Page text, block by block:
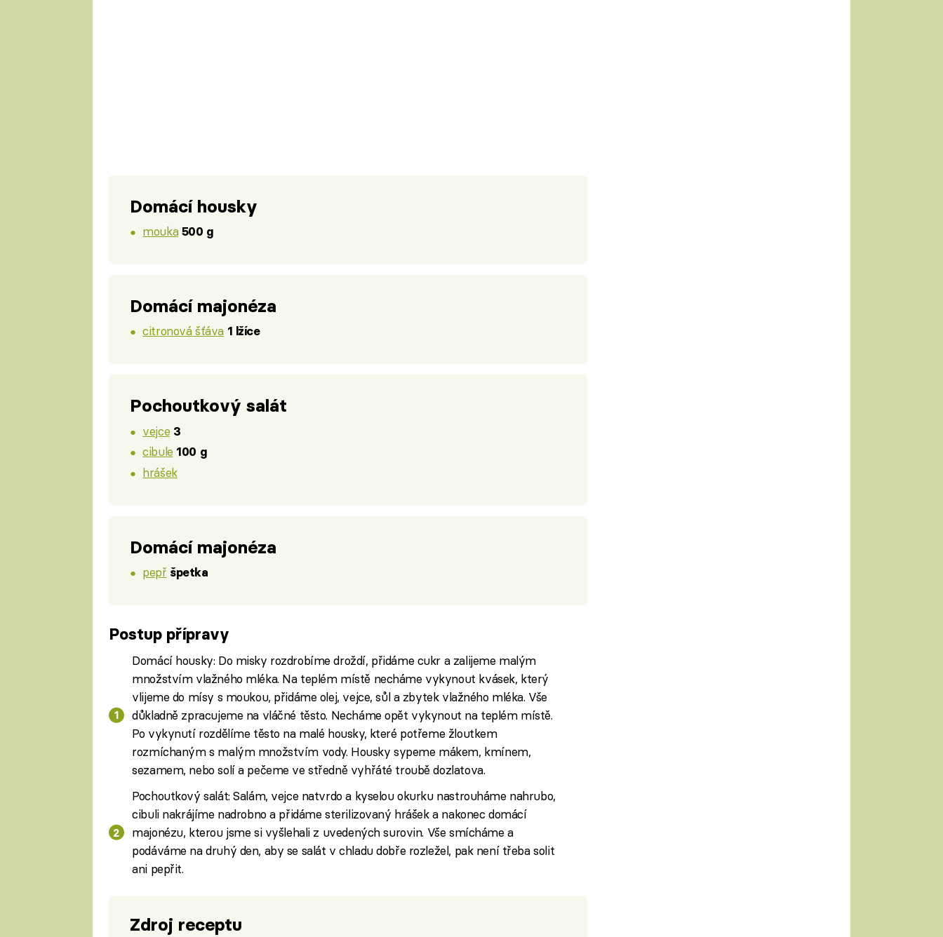
Domácí housky
mouka 500 g
Domácí majonéza
citronová šťáva 1 lžíce
Pochoutkový salát
vejce 3
cibule 100 g
hrášek
Domácí majonéza
pepř špetka
Postup přípravy
Domácí housky: Do misky rozdrobíme droždí, přidáme cukr a zalijeme malým
množstvím vlažného mléka. Na teplém místě necháme vykynout kvásek, který
vlijeme do mísy s moukou, přidáme olej, vejce, sůl a zbytek vlažného mléka. Vše
důkladně zpracujeme na vláčné těsto. Necháme opět vykynout na teplém místě.
Po vykynutí rozdělíme těsto na malé housky, které potřeme žloutkem
rozmíchaným s malým množstvím vody. Housky sypeme mákem, kmínem,
sezamem, nebo solí a pečeme ve středně vyhřáté troubě dozlatova.
Pochoutkový salát: Salám, vejce natvrdo a kyselou okurku nastrouháme nahrubo,
cibuli nakrájíme nadrobno a přidáme sterilizovaný hrášek a nakonec domácí
majonézu, kterou jsme si vyšlehali z uvedených surovin. Vše smícháme a
podáváme na druhý den, aby se salát v chladu dobře rozležel, pak není třeba solit
ani pepřit.
Zdroj receptu